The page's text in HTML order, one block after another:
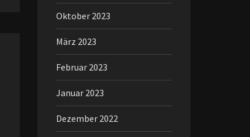
Oktober 2023
März 2023
Februar 2023
Januar 2023
Dezember 2022